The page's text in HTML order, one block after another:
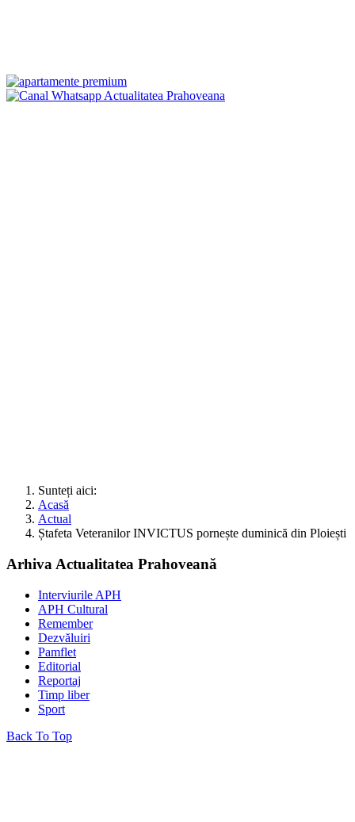
Sunteți aici:
Acasă
Actual
Ștafeta Veteranilor INVICTUS pornește duminică din Ploiești
Arhiva Actualitatea Prahoveană
Interviurile APH
APH Cultural
Remember
Dezvăluiri
Pamflet
Editorial
Reportaj
Timp liber
Sport
Back To Top